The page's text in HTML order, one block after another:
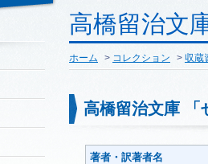
高橋留治文
ホーム > コレクション > 収蔵
高橋留治文庫 「
著者・訳著者名